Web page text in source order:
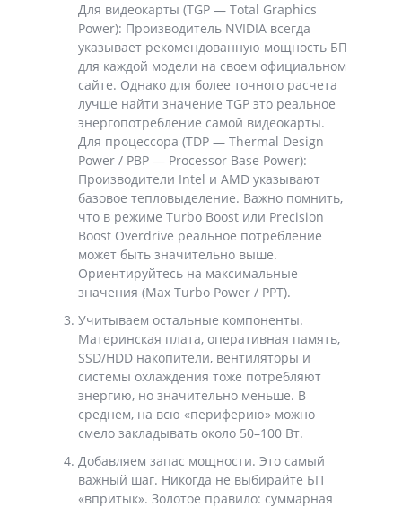
Для видеокарты (TGP — Total Graphics
Power): Производитель NVIDIA всегда
указывает рекомендованную мощность БП
для каждой модели на своем официальном
сайте. Однако для более точного расчета
лучше найти значение TGP это реальное
энергопотребление самой видеокарты.
Для процессора (TDP — Thermal Design
Power / PBP — Processor Base Power):
Производители Intel и AMD указывают
базовое тепловыделение. Важно помнить,
что в режиме Turbo Boost или Precision
Boost Overdrive реальное потребление
может быть значительно выше.
Ориентируйтесь на максимальные
значения (Max Turbo Power / PPT).
Учитываем остальные компоненты.
Материнская плата, оперативная память,
SSD/HDD накопители, вентиляторы и
системы охлаждения тоже потребляют
энергию, но значительно меньше. В
среднем, на всю «периферию» можно
смело закладывать около 50–100 Вт.
Добавляем запас мощности. Это самый
важный шаг. Никогда не выбирайте БП
«впритык». Золотое правило: суммарная